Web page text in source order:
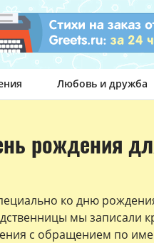
Любовь и дружба
рождения
ко дню
мы записали
с обращением по